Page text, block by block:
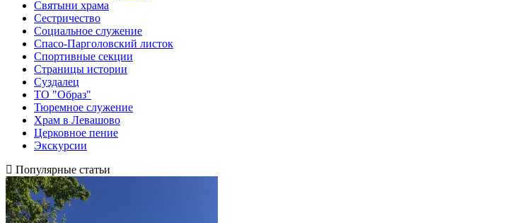
Святыни храма
Сестричество
Социальное служение
Спасо-Парголовский листок
Спортивные секции
Страницы истории
Суздалец
ТО "Образ"
Тюремное служение
Храм в Левашово
Церковное пение
Экскурсии
Популярные статьи